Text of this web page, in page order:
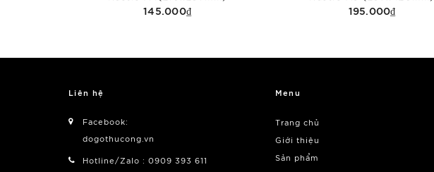
145.000₫ 195.000₫
Liên hệ
Facebook:
dogothucong.vn
Hotline/Zalo : 0909 393 611
Menu
Trang chủ
Giới thiệu
Sản phẩm